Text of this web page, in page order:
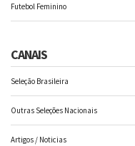
Futebol Feminino
CANAIS
Seleção Brasileira
Outras Seleções Nacionais
Artigos / Noticias